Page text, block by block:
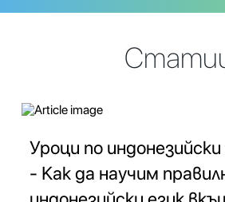
Уроци по индонезийски
- Как да научим